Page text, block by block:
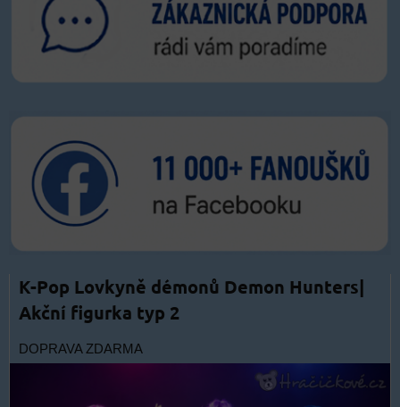
K-Pop Lovkyně démonů Demon Hunters|
Akční figurka typ 2
DOPRAVA ZDARMA